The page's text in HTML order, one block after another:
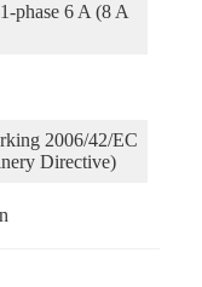
phase 6 A (8 A
2006/42/EC
Directive)